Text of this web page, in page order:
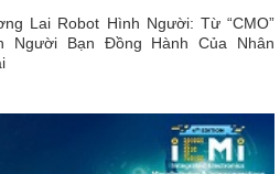
Lai Robot Hình Người: Từ “CMO”
Người Bạn Đồng Hành Của Nhân